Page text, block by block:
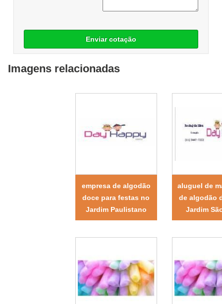
Enviar cotação
Imagens relacionadas
empresa de algodão
doce para festas no
Jardim Paulistano
aluguel de
de algodão
Jardim